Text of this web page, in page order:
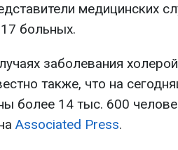
медицинских
больных.
заболевания
также, что на
более 14 тыс. 600
Associated Press.